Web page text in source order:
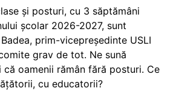
și posturi, cu 3 săptămâni
școlar 2026-2027, sunt
prim-vicepreședinte USLI
grav de tot. Ne sună
oamenii rămân fără posturi. Ce
cu educatorii?